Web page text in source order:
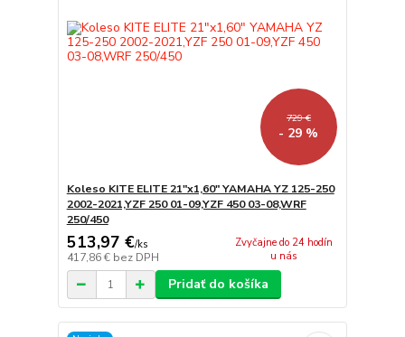
729 €
- 29 %
Koleso KITE ELITE 21"x1,60" YAMAHA YZ 125-250
2002-2021,YZF 250 01-09,YZF 450 03-08,WRF
250/450
513,97 €/ks
417,86 € bez DPH
Zvyčajne do 24 hodín
u nás
Pridať do košíka